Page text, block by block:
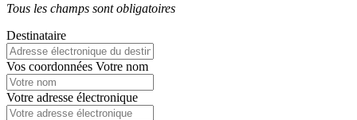
Tous les champs sont obligatoires
Destinataire
Vos coordonnées Votre nom
Votre adresse électronique